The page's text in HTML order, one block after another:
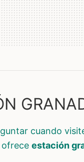
cuando
ofrece estación